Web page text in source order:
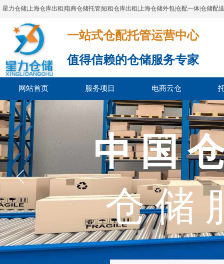
星力仓储|上海仓库出租|电商仓储托管|短租仓库出租|上海仓储外包|仓配一体|仓储配
一站式仓配托管运营中心​​​​​​​​​​​​​​​​​
值得信赖的仓储服务专家
网站首页 服务项目 电商云仓
中 国
仓 储
上海市
上海市